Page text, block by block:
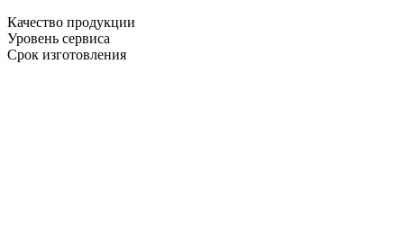
Качество продукции
Уровень сервиса
Срок изготовления